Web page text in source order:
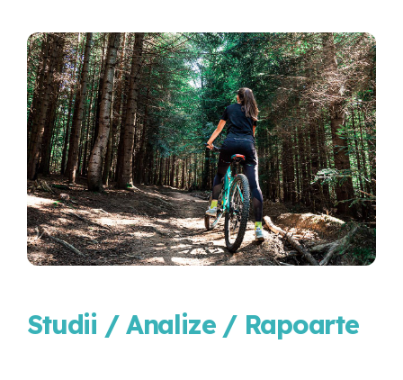
Studii / Analize / Rapoarte